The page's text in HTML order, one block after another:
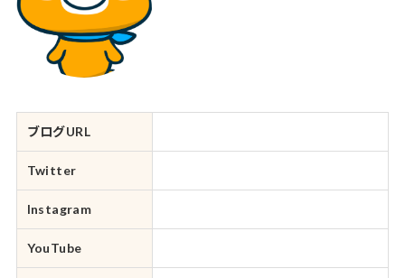
ブログURL
Twitter
Instagram
YouTube